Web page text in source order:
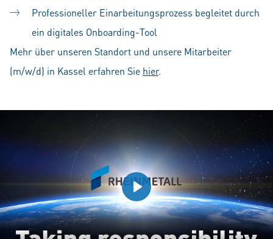
Professioneller Einarbeitungsprozess begleitet durch
ein digitales Onboarding-Tool
Mehr über unseren Standort und unsere Mitarbeiter
(m/w/d) in Kassel erfahren Sie hier.
Play